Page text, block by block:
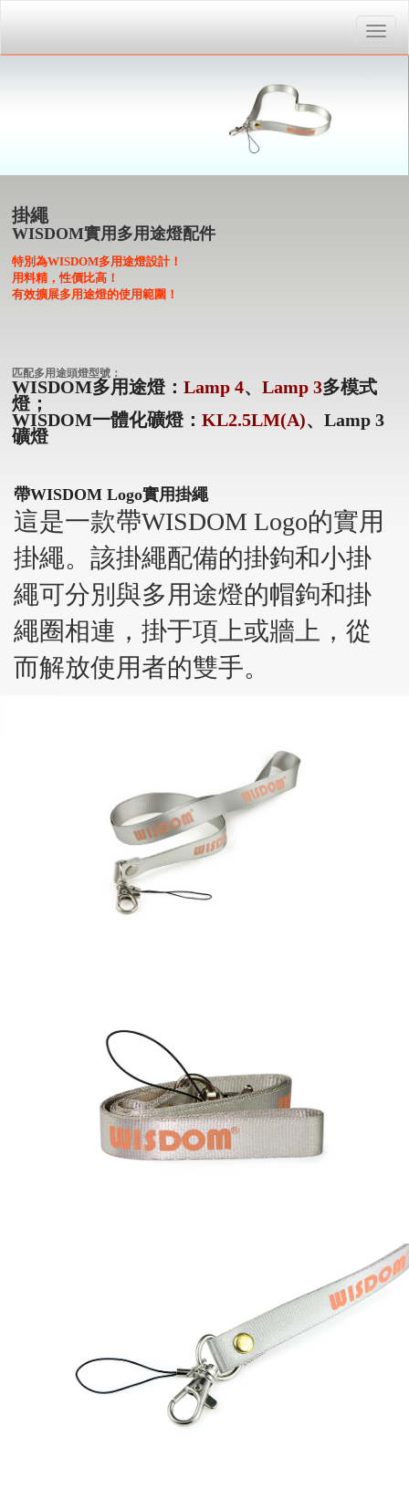
Toggle
掛繩
WISDOM實用多用途燈配件
特別為WISDOM多用途燈設計！
用料精，性價比高！
有效擴展多用途燈的使用範圍！
匹配多用途頭燈型號：
WISDOM多用途燈： Lamp 4、 Lamp 3多模式
燈；
WISDOM一體化礦燈： KL2.5LM(A)、Lamp 3
礦燈
帶WISDOM Logo實用掛繩
這是一款帶WISDOM Logo的實用
掛繩。該掛繩配備的掛鉤和小掛
繩可分別與多用途燈的帽鉤和掛
繩圈相連，掛于項上或牆上，從
而解放使用者的雙手。